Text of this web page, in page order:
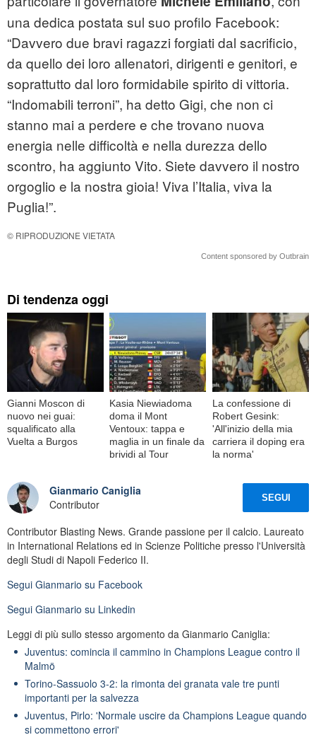
una dedica postata sul suo profilo Facebook:
“Davvero due bravi ragazzi forgiati dal sacrificio,
da quello dei loro allenatori, dirigenti e genitori, e
soprattutto dal loro formidabile spirito di vittoria.
“Indomabili terroni”, ha detto Gigi, che non ci
stanno mai a perdere e che trovano nuova
energia nelle difficoltà e nella durezza dello
scontro, ha aggiunto Vito. Siete davvero il nostro
orgoglio e la nostra gioia! Viva l’Italia, viva la
Puglia!”.
© RIPRODUZIONE VIETATA
Content sponsored by Outbrain
Di tendenza oggi
Gianni Moscon di
nuovo nei guai:
squalificato alla
Vuelta a Burgos
Kasia Niewiadoma
doma il Mont
Ventoux: tappa e
maglia in un finale da
brividi al Tour
La confessione di
Robert Gesink:
'All'inizio della mia
carriera il doping era
la norma'
Gianmario Caniglia
Contributor
SEGUI
Contributor Blasting News. Grande passione per il calcio. Laureato
in International Relations ed in Scienze Politiche presso l'Università
degli Studi di Napoli Federico II.
Segui Gianmario su Facebook
Segui Gianmario su Linkedin
Leggi di più sullo stesso argomento da Gianmario Caniglia:
Juventus: comincia il cammino in Champions League contro il
Malmö
Torino-Sassuolo 3-2: la rimonta dei granata vale tre punti
importanti per la salvezza
Juventus, Pirlo: 'Normale uscire da Champions League quando
si commettono errori'